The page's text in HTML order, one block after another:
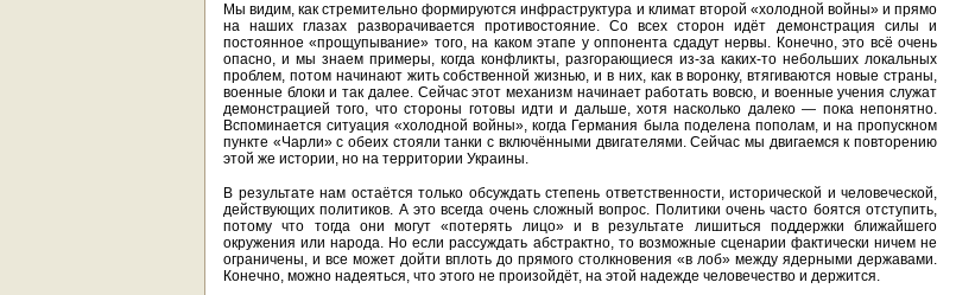
Мы видим, как стремительно формируются инфраструктура и климат второй «холодной войны» и прямо
на наших глазах разворачивается противостояние. Со всех сторон идёт демонстрация силы и
постоянное «прощупывание» того, на каком этапе у оппонента сдадут нервы. Конечно, это всё очень
опасно, и мы знаем примеры, когда конфликты, разгорающиеся из-за каких-то небольших локальных
проблем, потом начинают жить собственной жизнью, и в них, как в воронку, втягиваются новые страны,
военные блоки и так далее. Сейчас этот механизм начинает работать вовсю, и военные учения служат
демонстрацией того, что стороны готовы идти и дальше, хотя насколько далеко — пока непонятно.
Вспоминается ситуация «холодной войны», когда Германия была поделена пополам, и на пропускном
пункте «Чарли» с обеих стояли танки с включёнными двигателями. Сейчас мы двигаемся к повторению
этой же истории, но на территории Украины.
В результате нам остаётся только обсуждать степень ответственности, исторической и человеческой,
действующих политиков. А это всегда очень сложный вопрос. Политики очень часто боятся отступить,
потому что тогда они могут «потерять лицо» и в результате лишиться поддержки ближайшего
окружения или народа. Но если рассуждать абстрактно, то возможные сценарии фактически ничем не
ограничены, и все может дойти вплоть до прямого столкновения «в лоб» между ядерными державами.
Конечно, можно надеяться, что этого не произойдёт, на этой надежде человечество и держится.